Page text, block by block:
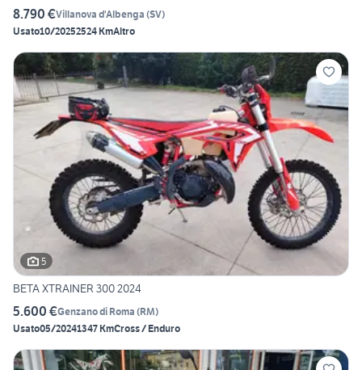
8.790 €Villanova d'Albenga (SV)
Usato10/20252524 KmAltro
5
BETA XTRAINER 300 2024
5.600 €Genzano di Roma (RM)
Usato05/20241347 KmCross / Enduro